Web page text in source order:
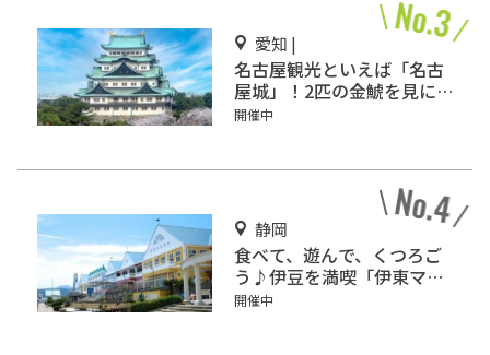
愛知 |
名古屋観光といえば「名古
屋城」！2匹の金鯱を見に
行こう
開催中
静岡
食べて、遊んで、くつろご
う♪伊豆を満喫「伊東マリ
ンタウン」
開催中